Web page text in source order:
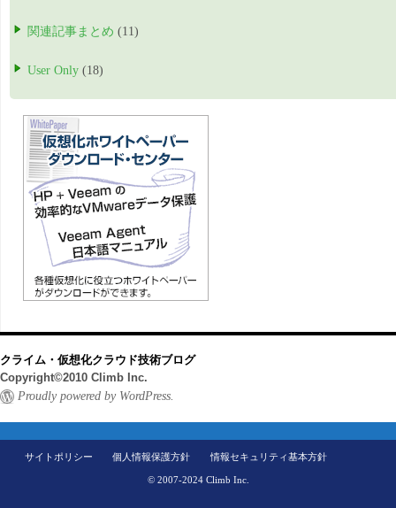
関連記事まとめ (11)
User Only (18)
クライム・仮想化クラウド技術ブログ
Copyright©2010 Climb Inc.
Proudly powered by WordPress.
サイトポリシー 個人情報保護方針 情報セキュリティ基本方針
© 2007-2024 Climb Inc.